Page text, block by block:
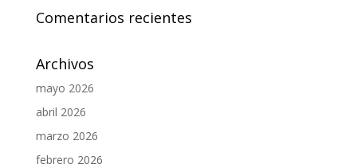
Comentarios recientes
Archivos
mayo 2026
abril 2026
marzo 2026
febrero 2026